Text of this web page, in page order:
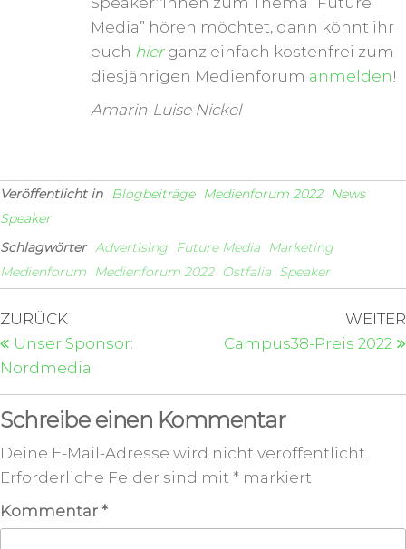
Media” hören möchtet, dann könnt ihr
euch hier ganz einfach kostenfrei zum
diesjährigen Medienforum anmelden !
Amarin-Luise Nickel
Veröffentlicht in Blogbeiträge Medienforum 2022 News
Speaker
Schlagwörter Advertising Future Media Marketing
Medienforum Medienforum 2022 Ostfalia Speaker
ZURÜCK
Unser Sponsor:
Nordmedia
WEITER
Campus38-Preis 2022
Schreibe einen Kommentar
Deine E-Mail-Adresse wird nicht veröffentlicht.
Erforderliche Felder sind mit * markiert
Kommentar *